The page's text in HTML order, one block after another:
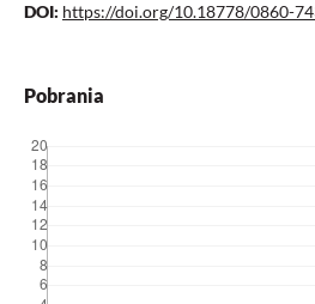
DOI: https://doi.org/10.18778/0860-
Pobrania